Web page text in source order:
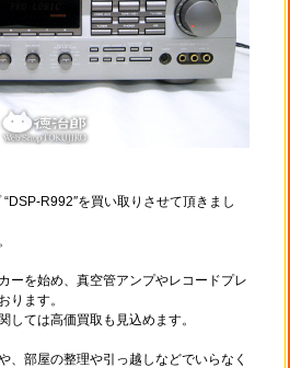
R992″を買い取りさせて頂きまし
ーを始め、真空管アンプやレコードプレ
ります。
しては高価買取も見込めます。
、部屋の整理や引っ越しなどでいらなく